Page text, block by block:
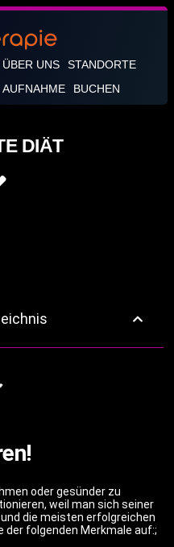
ÜBER UNS
STANDORTE
AUFNAHME BUCHEN
DIÄT
oder gesünder zu
weil man sich seiner
die meisten erfolgreichen
der folgenden Merkmale auf:;